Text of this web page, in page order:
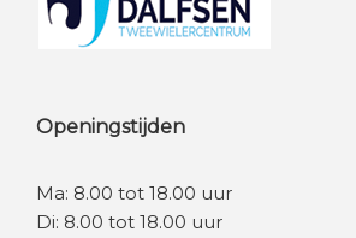
Openingstijden
Ma: 8.00 tot 18.00 uur
Di: 8.00 tot 18.00 uur